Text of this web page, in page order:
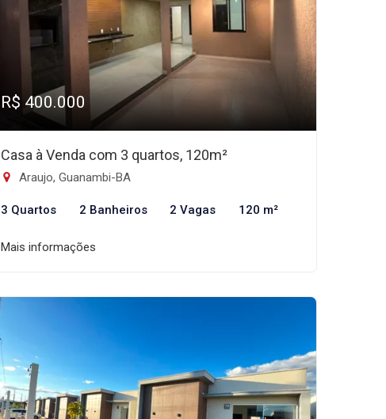
R$ 400.000
Casa à Venda com 3 quartos, 120m²
Araujo, Guanambi-BA
3 Quartos 2 Banheiros 2 Vagas 120 m²
Mais informações